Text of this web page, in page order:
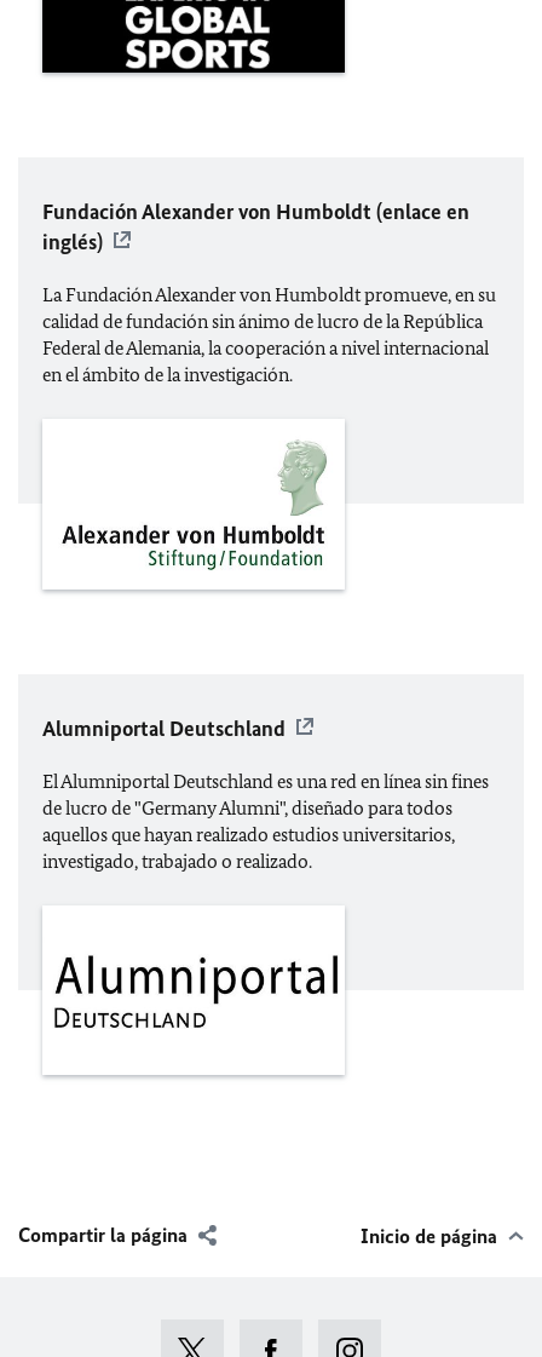
Fundación Alexander von Humboldt (enlace en
inglés)
La Fundación Alexander von Humboldt promueve, en su
calidad de fundación sin ánimo de lucro de la República
Federal de Alemania, la cooperación a nivel internacional
en el ámbito de la investigación.
Alumniportal Deutschland
El Alumniportal Deutschland es una red en línea sin fines
de lucro de "Germany Alumni", diseñado para todos
aquellos que hayan realizado estudios universitarios,
investigado, trabajado o realizado.
Compartir la página Inicio de página